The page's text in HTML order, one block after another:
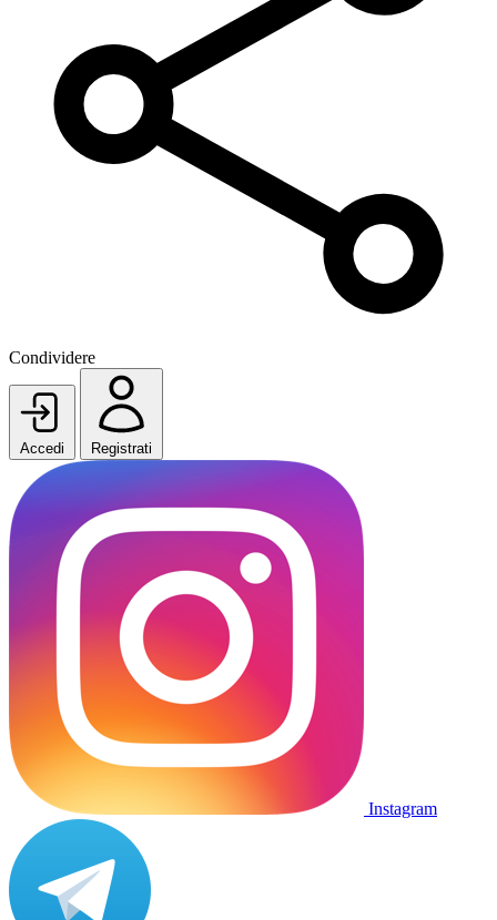
Condividere
Accedi Registrati
Instagram